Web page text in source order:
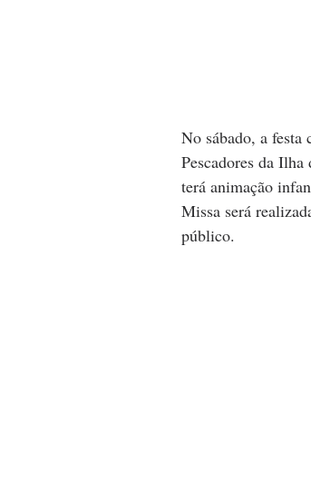
No sábado, a festa
Pescadores da
terá animação
Missa será
público.